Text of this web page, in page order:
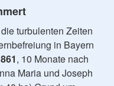
turbulenten Zeiten
in Bayern
, 10 Monate nach
Maria und Joseph